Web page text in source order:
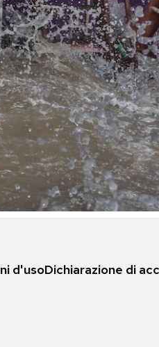
d'usoDichiarazione di